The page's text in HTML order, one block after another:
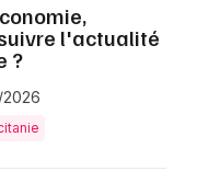
l'actualité
?